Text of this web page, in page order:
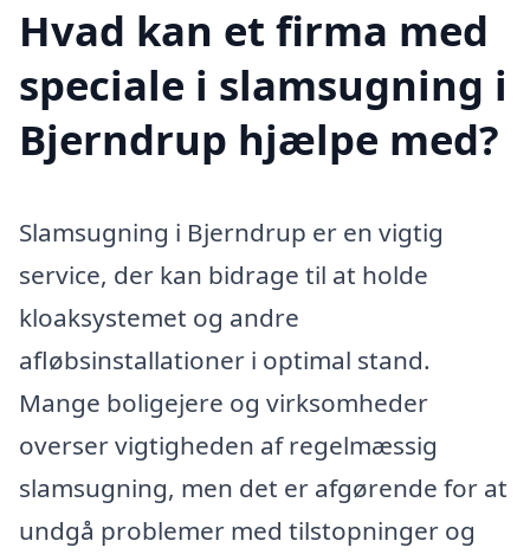
Hvad kan et firma med
speciale i slamsugning i
Bjerndrup hjælpe med?
Slamsugning i Bjerndrup er en vigtig
service, der kan bidrage til at holde
kloaksystemet og andre
afløbsinstallationer i optimal stand.
Mange boligejere og virksomheder
overser vigtigheden af regelmæssig
slamsugning, men det er afgørende for at
undgå problemer med tilstopninger og